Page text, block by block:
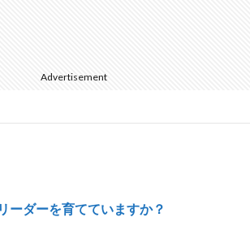
Advertisement
ーダーを育てていますか？